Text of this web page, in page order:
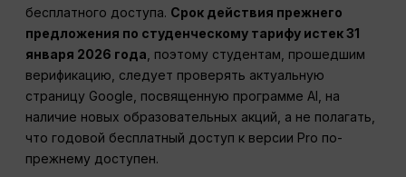
бесплатного доступа. Срок действия прежнего
предложения по студенческому тарифу истек 31
января 2026 года, поэтому студентам, прошедшим
верификацию, следует проверять актуальную
страницу Google, посвященную программе AI, на
наличие новых образовательных акций, а не полагать,
что годовой бесплатный доступ к версии Pro по-
прежнему доступен.